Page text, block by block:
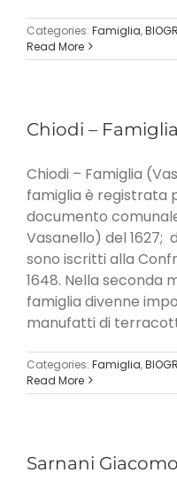
Categories: Famiglia,
Read More
Chiodi –
Chiodi – Famiglia
famiglia è registrata
documento
Vasanello) del 1627;
sono iscritti alla
1648. Nella seconda
famiglia divenne
manufatti di
Categories: Famiglia,
Read More
Sarnani